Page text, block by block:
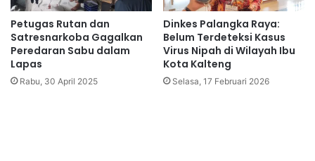
Petugas Rutan dan
Satresnarkoba Gagalkan
Peredaran Sabu dalam
Lapas
Rabu, 30 April 2025
Dinkes Palangka Raya:
Belum Terdeteksi Kasus
Virus Nipah di Wilayah Ibu
Kota Kalteng
Selasa, 17 Februari 2026